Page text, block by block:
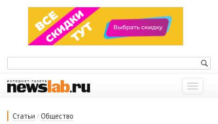
Показать
меню
Статьи / Общество